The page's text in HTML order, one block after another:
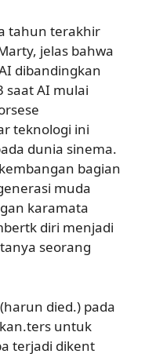
tahun terakhir
jelas bahwa
dibandingkan
saat AI mulai
teknologi ini
dunia sinema.
bagian
muda
karamata
diri menjadi
seorang
died.) pada
untuk
terjadi dikent